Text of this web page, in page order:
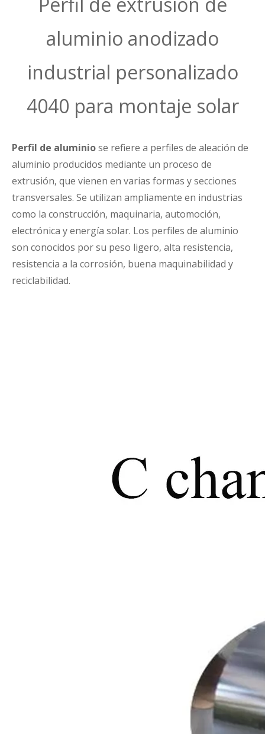
aluminio anodizado
industrial personalizado
4040 para montaje solar
Perfil de aluminiose refiere a perfiles de aleación de
aluminio producidos mediante un proceso de
extrusión, que vienen en varias formas y secciones
transversales. Se utilizan ampliamente en industrias
como la construcción, maquinaria, automoción,
electrónica y energía solar. Los perfiles de aluminio
son conocidos por su peso ligero, alta resistencia,
resistencia a la corrosión, buena maquinabilidad y
reciclabilidad.